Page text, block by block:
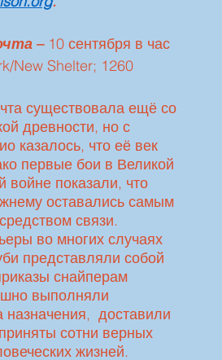
– 10 сентября в час
New Shelter; 1260
древности, но с
казалось, что её век
первые бои в Великой
войне показали, что
оставались самым
связи.
во многих случаях
представляли собой
снайперам
выполняли
доставили
сотни верных
жизней.